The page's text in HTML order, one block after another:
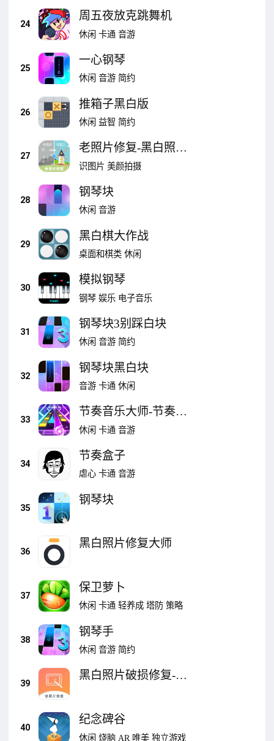
24
周五夜放克跳舞机
休闲 卡通 音游
25
一心钢琴
休闲 音游 简约
26
推箱子黑白版
休闲 益智 简约
27
老照片修复-黑白照片
上色
识图片 美颜拍摄
28
钢琴块
休闲 音游
29
黑白棋大作战
桌面和棋类 休闲
30
模拟钢琴
钢琴 娱乐 电子音乐
31
钢琴块3别踩白块
休闲 音游 简约
32
钢琴块黑白块
音游 卡通 休闲
33
节奏音乐大师-节奏钢
琴音乐音符
休闲 卡通 音游
34
节奏盒子
虐心 卡通 音游
35
钢琴块
36
黑白照片修复大师
37
保卫萝卜
休闲 卡通 轻养成 塔防 策略
38
钢琴手
休闲 音游 简约
39
黑白照片破损修复-老
40
纪念碑谷
休闲 烧脑 AR 唯美 独立游戏